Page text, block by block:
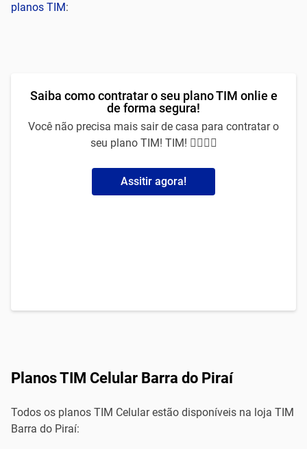
planos TIM:
Saiba como contratar o seu plano TIM onlie e
de forma segura!
Você não precisa mais sair de casa para contratar o
seu plano TIM! TIM! 🙅‍♀️🙅‍♂️
Assitir agora!
Planos TIM Celular Barra do Piraí
Todos os planos TIM Celular estão disponíveis na loja TIM
Barra do Piraí: